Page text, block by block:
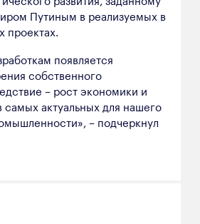
Путиным в реализуемых в
проектах.
появляется
собственного
– рост экономики и
актуальных для нашего
– подчеркнул